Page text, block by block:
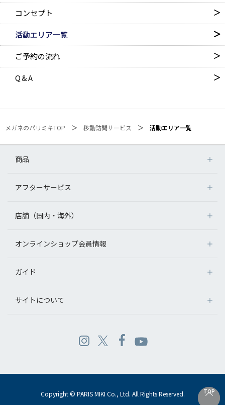
コンセプト
活動エリア一覧
ご予約の流れ
Q＆A
メガネのパリミキTOP 移動訪問サービス 活動エリア一覧
TOP
TOP
商品
アフターサービス
店舗（国内・海外）
オンラインショップ会員情報
ガイド
サイトについて
Copyright © PARIS MIKI Co., Ltd. All Rights Reserved.